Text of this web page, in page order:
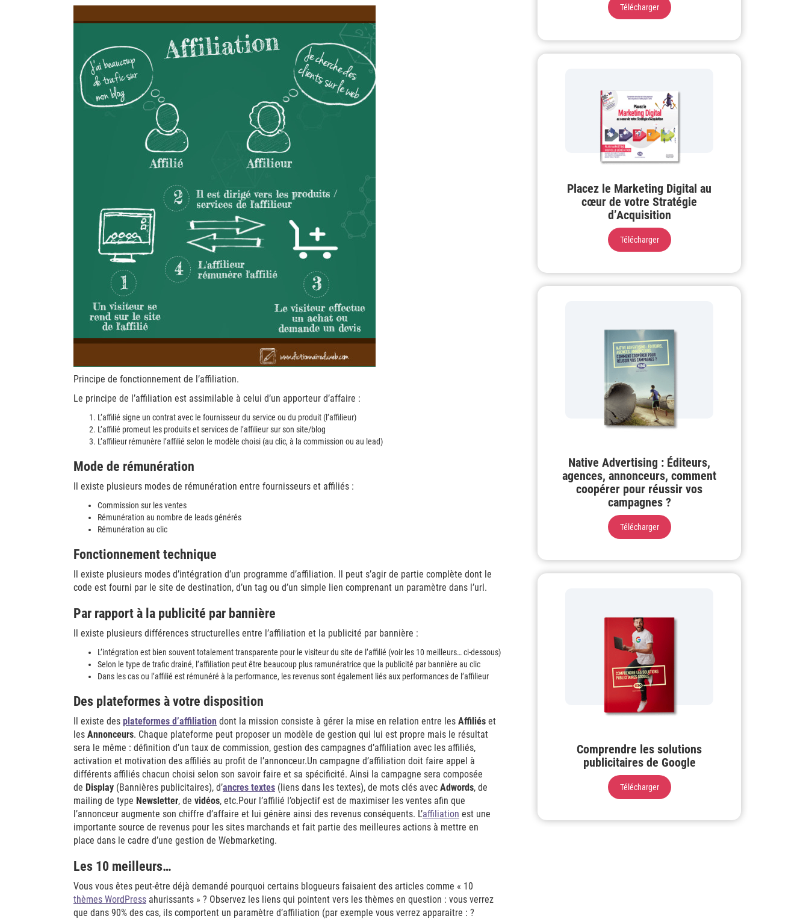
Principe de fonctionnement de l’affiliation.
Le principe de l’affiliation est assimilable à celui d’un apporteur d’affaire :
L’affilié signe un contrat avec le fournisseur du service ou du produit (l’affilieur)
L’affilié promeut les produits et services de l’affilieur sur son site/blog
L’affilieur rémunère l’affilié selon le modèle choisi (au clic, à la commission ou au lead)
Mode de rémunération
Il existe plusieurs modes de rémunération entre fournisseurs et affiliés :
Commission sur les ventes
Rémunération au nombre de leads générés
Rémunération au clic
Fonctionnement technique
Il existe plusieurs modes d’intégration d’un programme d’affiliation. Il peut s’agir de partie complète dont le
code est fourni par le site de destination, d’un tag ou d’un simple lien comprenant un paramètre dans l’url.
Par rapport à la publicité par bannière
Il existe plusieurs différences structurelles entre l’affiliation et la publicité par bannière :
L’intégration est bien souvent totalement transparente pour le visiteur du site de l’affilié (voir les 10 meilleurs… ci-dessous)
Selon le type de trafic drainé, l’affiliation peut être beaucoup plus ramunératrice que la publicité par bannière au clic
Dans les cas ou l’affilié est rémunéré à la performance, les revenus sont également liés aux performances de l’affilieur
Des plateformes à votre disposition
Il existe des plateformes d’affiliation dont la mission consiste à gérer la mise en relation entre les Affiliés et
les Annonceurs. Chaque plateforme peut proposer un modèle de gestion qui lui est propre mais le résultat
sera le même : définition d’un taux de commission, gestion des campagnes d’affiliation avec les affiliés,
activation et motivation des affiliés au profit de l’annonceur.Un campagne d’affiliation doit faire appel à
différents affiliés chacun choisi selon son savoir faire et sa spécificité. Ainsi la campagne sera composée
de Display (Bannières publicitaires), d’ancres textes (liens dans les textes), de mots clés avec Adwords, de
mailing de type Newsletter, de vidéos, etc.Pour l’affilié l’objectif est de maximiser les ventes afin que
l’annonceur augmente son chiffre d’affaire et lui génère ainsi des revenus conséquents. L’affiliation est une
importante source de revenus pour les sites marchands et fait partie des meilleures actions à mettre en
place dans le cadre d’une gestion de Webmarketing.
Les 10 meilleurs…
Vous vous êtes peut-être déjà demandé pourquoi certains blogueurs faisaient des articles comme « 10
thèmes WordPress ahurissants » ? Observez les liens qui pointent vers les thèmes en question : vous verrez
que dans 90% des cas, ils comportent un paramètre d’affiliation (par exemple vous verrez apparaitre : ?
Télécharger
Placez le Marketing Digital au
cœur de votre Stratégie
d’Acquisition
Télécharger
Native Advertising : Éditeurs,
agences, annonceurs, comment
coopérer pour réussir vos
campagnes ?
Télécharger
Comprendre les solutions
publicitaires de Google
Télécharger